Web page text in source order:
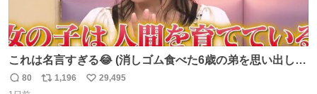
これは名言すぎる😂 (消しゴム食べた6歳の弟を思い出しな
がら)
返
80
リ
1,196
い
29,495